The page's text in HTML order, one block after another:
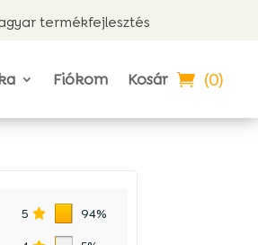
termékfejlesztés
Fiókom Kosár (0)
5 94%